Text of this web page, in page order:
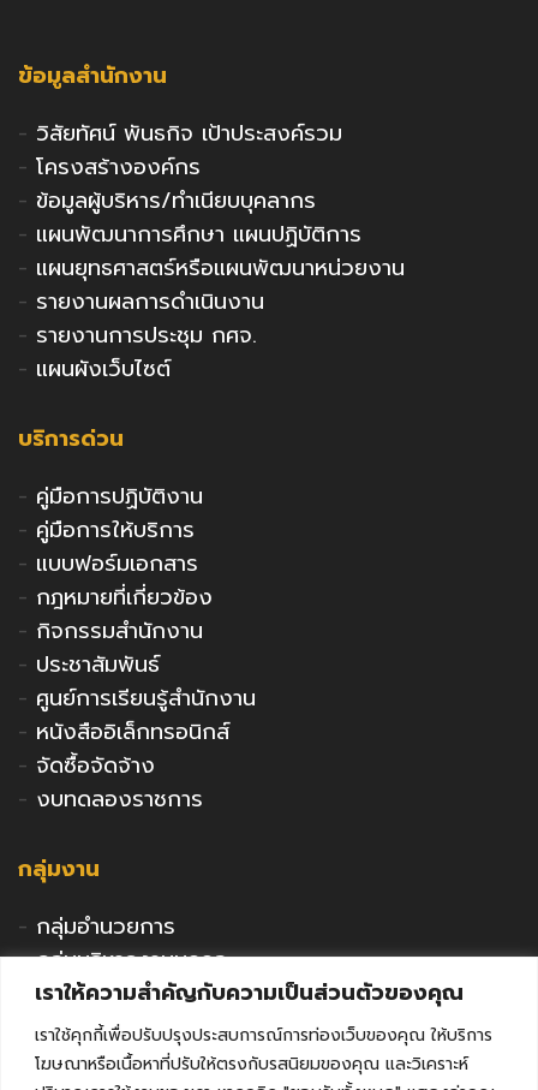
เราให้ความสำคัญกับความเป็นส่วนตัวของคุณ
เราใช้คุกกี้เพื่อปรับปรุงประสบการณ์การท่องเว็บของคุณ ให้บริการ
โฆษณาหรือเนื้อหาที่ปรับให้ตรงกับรสนิยมของคุณ และวิเคราะห์
ข้อมูลสำนักงาน
- วิสัยทัศน์ พันธกิจ เป้าประสงค์รวม
- โครงสร้างองค์กร
- ข้อมูลผู้บริหาร/ทำเนียบบุคลากร
- แผนพัฒนาการศึกษา แผนปฏิบัติการ
- แผนยุทธศาสตร์หรือแผนพัฒนาหน่วยงาน
- รายงานผลการดำเนินงาน
- รายงานการประชุม กศจ.
- แผนผังเว็บไซต์
บริการด่วน
- คู่มือการปฏิบัติงาน
- คู่มือการให้บริการ
- แบบฟอร์มเอกสาร
- กฎหมายที่เกี่ยวข้อง
- กิจกรรมสำนักงาน
- ประชาสัมพันธ์
- ศูนย์การเรียนรู้สำนักงาน
- หนังสืออิเล็กทรอนิกส์
- จัดซื้อจัดจ้าง
- งบทดลองราชการ
กลุ่มงาน
- กลุ่มอำนวยการ
-กลุ่มบริหารงานบุคคล
กลุ่มนโยบายและแผน
-กลุ่มนิเทศติดตามและประเมินผล
-กลุ่มพัฒนาการศึกษา